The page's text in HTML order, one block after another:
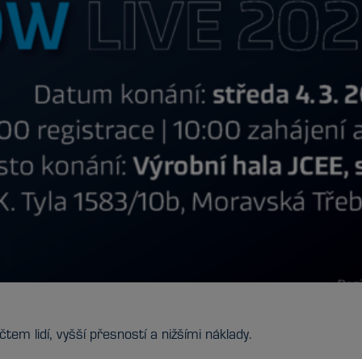
lidí, vyšší přesností a nižšími náklady.